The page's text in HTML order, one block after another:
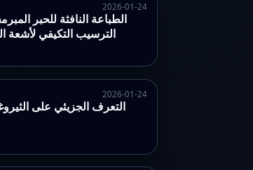
2026-01-24
الطباعة النافثة للحبر
الترسيب التكيفي لأشعة
2026-01-24
التعرف الجزيئي على